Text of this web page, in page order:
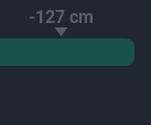
-127 cm